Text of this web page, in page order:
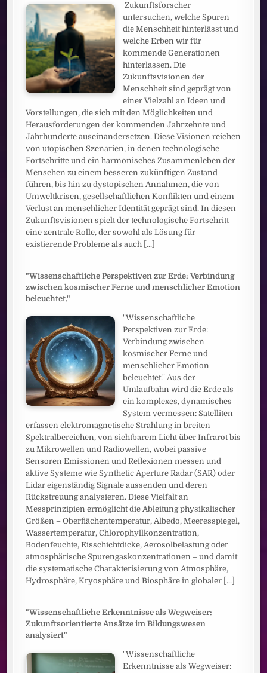
Zukunftsforscher
untersuchen, welche Spuren
die Menschheit hinterlässt und
welche Erben wir für
kommende Generationen
hinterlassen. Die
Zukunftsvisionen der
Menschheit sind geprägt von
einer Vielzahl an Ideen und
Vorstellungen, die sich mit den Möglichkeiten und
Herausforderungen der kommenden Jahrzehnte und
Jahrhunderte auseinandersetzen. Diese Visionen reichen
von utopischen Szenarien, in denen technologische
Fortschritte und ein harmonisches Zusammenleben der
Menschen zu einem besseren zukünftigen Zustand
führen, bis hin zu dystopischen Annahmen, die von
Umweltkrisen, gesellschaftlichen Konflikten und einem
Verlust an menschlicher Identität geprägt sind. In diesen
Zukunftsvisionen spielt der technologische Fortschritt
eine zentrale Rolle, der sowohl als Lösung für
existierende Probleme als auch [...]
"Wissenschaftliche Perspektiven zur Erde: Verbindung
zwischen kosmischer Ferne und menschlicher Emotion
beleuchtet."
"Wissenschaftliche
Perspektiven zur Erde:
Verbindung zwischen
kosmischer Ferne und
menschlicher Emotion
beleuchtet." Aus der
Umlaufbahn wird die Erde als
ein komplexes, dynamisches
System vermessen: Satelliten
erfassen elektromagnetische Strahlung in breiten
Spektralbereichen, von sichtbarem Licht über Infrarot bis
zu Mikrowellen und Radiowellen, wobei passive
Sensoren Emissionen und Reflexionen messen und
aktive Systeme wie Synthetic Aperture Radar (SAR) oder
Lidar eigenständig Signale aussenden und deren
Rückstreuung analysieren. Diese Vielfalt an
Messprinzipien ermöglicht die Ableitung physikalischer
Größen – Oberflächentemperatur, Albedo, Meeresspiegel,
Wassertemperatur, Chlorophyllkonzentration,
Bodenfeuchte, Eisschichtdicke, Aerosolbelastung oder
atmosphärische Spurengaskonzentrationen – und damit
die systematische Charakterisierung von Atmosphäre,
Hydrosphäre, Kryosphäre und Biosphäre in globaler [...]
"Wissenschaftliche Erkenntnisse als Wegweiser:
Zukunftsorientierte Ansätze im Bildungswesen
analysiert"
"Wissenschaftliche
Erkenntnisse als Wegweiser: